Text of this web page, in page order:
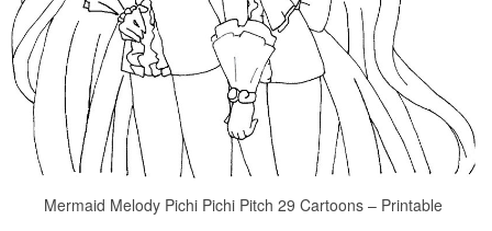
Mermaid Melody Pichi Pichi Pitch 29 Cartoons – Printable